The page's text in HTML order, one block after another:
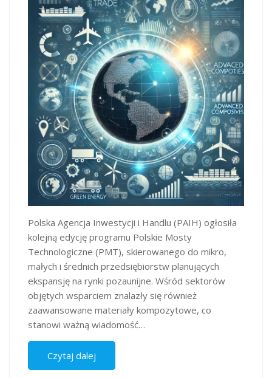
Polska Agencja Inwestycji i Handlu (PAIH) ogłosiła
kolejną edycję programu Polskie Mosty
Technologiczne (PMT), skierowanego do mikro,
małych i średnich przedsiębiorstw planujących
ekspansję na rynki pozaunijne. Wśród sektorów
objętych wsparciem znalazły się również
zaawansowane materiały kompozytowe, co
stanowi ważną wiadomość…
Czytaj dalej